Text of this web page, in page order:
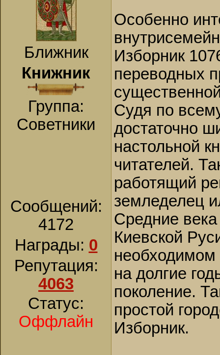
Ближник
Книжник
Группа:
Советники
Сообщений:
4172
Награды: 0
Репутация:
4063
Статус:
Оффлайн
Особенно
Изборник
переводных
Судя по
достаточно
настольной
читателей.
работящий
земледелец
Средние
Киевской
необходимом
на долгие
поколение.
простой
Изборник.